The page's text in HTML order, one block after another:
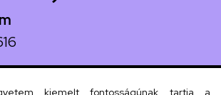
alt.unideb.hu
kiemelt fontosságúnak tartja a